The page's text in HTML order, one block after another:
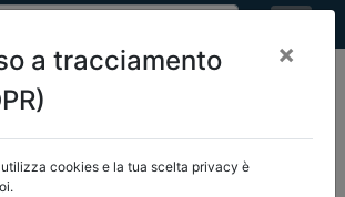
torna indietro
a tracciamento
×
cookies e la tua scelta privacy è